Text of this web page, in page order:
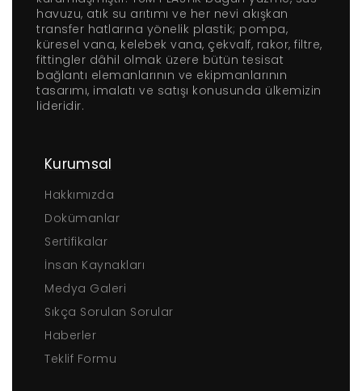
havuzu, atık su arıtımı ve her nevi akışkan
transfer hatlarına yönelik plastik; pompa,
küresel vana, kelebek vana, çekvalf, rakor, filtre,
fittingler dâhil olmak üzere bütün tesisat
bağlantı elemanlarının ve ekipmanlarının
tasarımı, imalatı ve satışı konusunda ülkemizin
lideridir.
Kurumsal
Hakkımızda
Dokümanlar
Sertifikalar
İnsan Kaynakları
Medya Galeri
Sıkça Sorulan Sorular
Haberler
Teklif Formu